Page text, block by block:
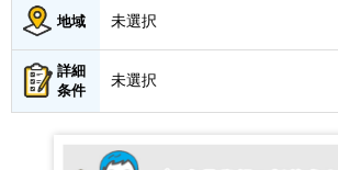
地域 未選択
詳細
条件
未選択